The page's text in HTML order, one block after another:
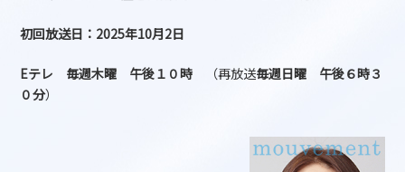
初回放送日：2025年10月2日
Eテレ 毎週木曜 午後１０時 （再放送毎週日曜 午後６時３
０分）